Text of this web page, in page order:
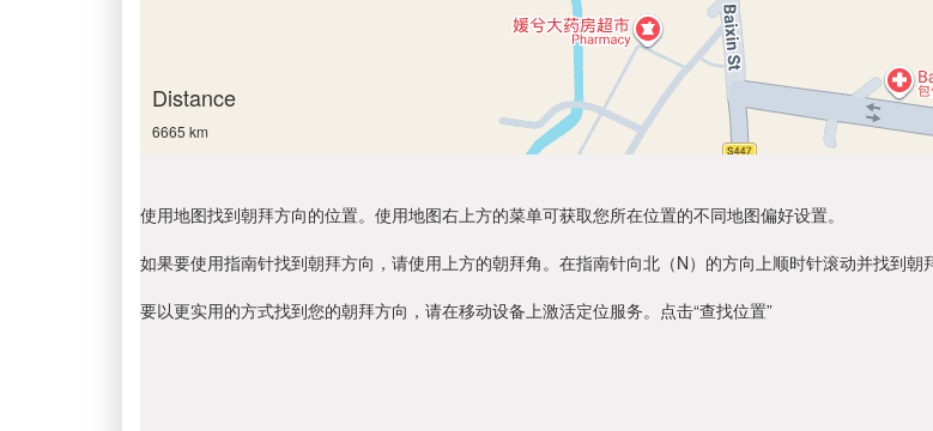
Distance
6665 km
使用地图找到朝拜方向的位置。使用地图右上方的菜单可获取您所在位置的不同地图偏好设置。
如果要使用指南针找到朝拜方向，请使用上方的朝拜角。在指南针向北（N）的方向上顺时针滚动并找到朝
要以更实用的方式找到您的朝拜方向，请在移动设备上激活定位服务。点击“查找位置”